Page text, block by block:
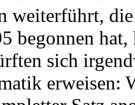
weiterführt,
begonnen
sich
erweisen: